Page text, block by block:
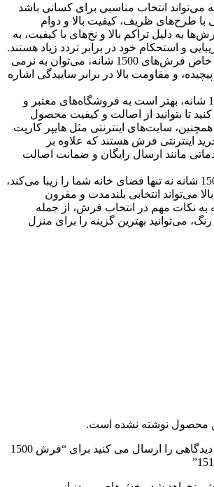
فرش 1500 شانه می‌تواند انتخاب مناسبی برای کسانی باشد
با طرح‌های ظریف، کیفیت بالا و دوام
به دلیل تراکم بالا و نخ‌های با کیفیت، به
و استحکام خود در برابر تردد زیاد هستند.
با توجه به ویژگی‌های خاص فرش‌های 1500 شانه، می‌توان به نرمی
و مقاومت بالا در برابر ساییدگی اشاره
برای خرید فرش 1500 شانه، بهتر است به فروشگاه‌های معتبر و
تا بتوانید از اصالت و کیفیت محصول
سایت‌های اینترنتی مثل هایپر کارپت
اینترنتی فرش هستند که علاوه بر
مانند ارسال رایگان و ضمانت اصالت
یادتان باشد! فرش 1500 شانه نه تنها فضای خانه شما را زیبا می‌کند،
می‌تواند انتخابی بلندمدت و مقرون
به نکات مهم در انتخاب فرش، از جمله
می‌توانید بهترین گزینه را برای منزل
محصول نوشته نشده است.
اولین نفری باشید که دیدگاهی را ارسال می کنید برای “فرش 1500